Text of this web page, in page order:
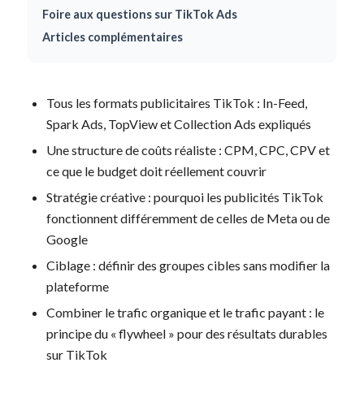
Foire aux questions sur TikTok Ads
Articles complémentaires
Tous les formats publicitaires TikTok : In-Feed,
Spark Ads, TopView et Collection Ads expliqués
Une structure de coûts réaliste : CPM, CPC, CPV et
ce que le budget doit réellement couvrir
Stratégie créative : pourquoi les publicités TikTok
fonctionnent différemment de celles de Meta ou de
Google
Ciblage : définir des groupes cibles sans modifier la
plateforme
Combiner le trafic organique et le trafic payant : le
principe du « flywheel » pour des résultats durables
sur TikTok